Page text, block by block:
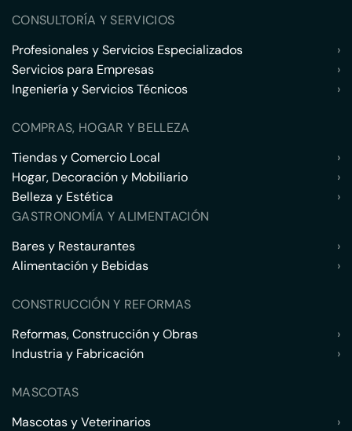
CONSULTORÍA Y SERVICIOS
Profesionales y Servicios Especializados
›
Servicios para Empresas
›
Ingeniería y Servicios Técnicos
›
COMPRAS, HOGAR Y BELLEZA
Tiendas y Comercio Local
›
Hogar, Decoración y Mobiliario
›
Belleza y Estética
›
GASTRONOMÍA Y ALIMENTACIÓN
Bares y Restaurantes
›
Alimentación y Bebidas
›
CONSTRUCCIÓN Y REFORMAS
Reformas, Construcción y Obras
›
Industria y Fabricación
›
MASCOTAS
Mascotas y Veterinarios
›